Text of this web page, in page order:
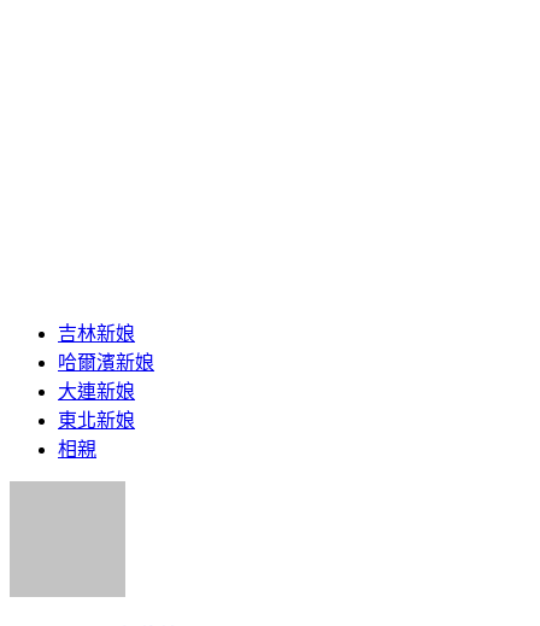
吉林新娘
哈爾濱新娘
大連新娘
東北新娘
相親